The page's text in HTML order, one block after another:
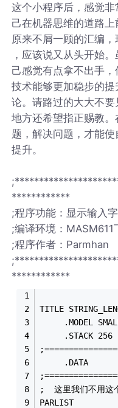
这个小程序后，感觉非
己在机器思维的道路上
原来不屑一顾的汇编
，应该说又从头开始
己感觉有点拿不出手
技术能够更加稳步的
论。请路过的大大不
地方还希望指正赐教
题，解决问题，才能
提升。
************
;程序功能：显示输入
;编译环境：MASM611
;程序作者：Parmhan
************
TITLE
.MODEL
     .STACK 256
     .DATA
;  这里我们不用这
PARLIST